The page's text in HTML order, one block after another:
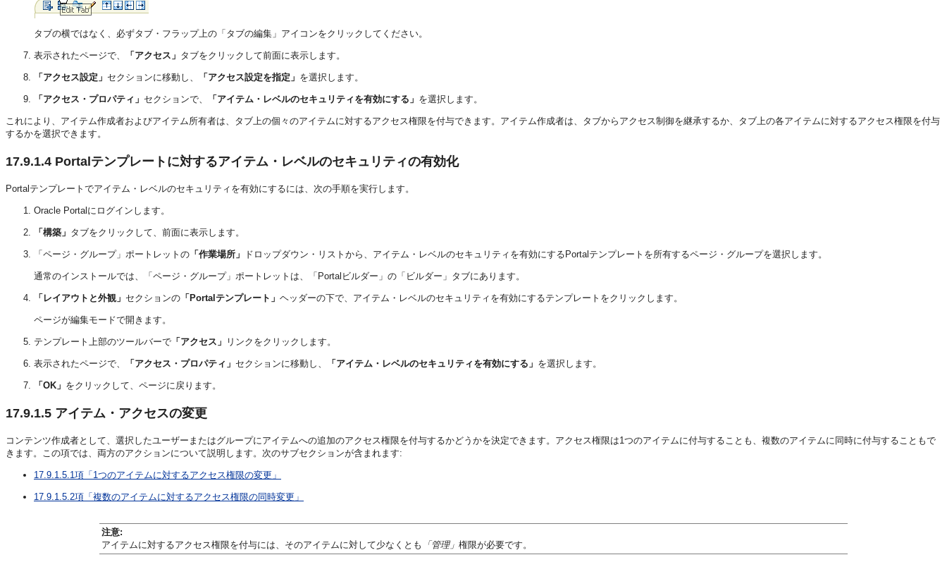
タブの横ではなく、必ずタブ・フラップ上の「タブの編集」アイコンをクリックしてください。
表示されたページで、 「アクセス」 タブをクリックして前面に表示します。
「アクセス設定」 セクションに移動し、 「アクセス設定を指定」 を選択します。
「アクセス・プロパティ」 セクションで、 「アイテム・レベルのセキュリティを有効にする」 を選択します。
これにより、アイテム作成者およびアイテム所有者は、タブ上の個々のアイテムに対するアクセス権限を付与できます。アイテム作成者は、タブからアクセス制御を継承するか、タブ上の各アイテムに対するアクセス権限を付与
するかを選択できます。
17.9.1.4 Portalテンプレートに対するアイテム・レベルのセキュリティの有効化
Portalテンプレートでアイテム・レベルのセキュリティを有効にするには、次の手順を実行します。
Oracle Portalにログインします。
「構築」 タブをクリックして、前面に表示します。
「ページ・グループ」ポートレットの 「作業場所」 ドロップダウン・リストから、アイテム・レベルのセキュリティを有効にするPortalテンプレートを所有するページ・グループを選択します。
通常のインストールでは、「ページ・グループ」ポートレットは、「Portalビルダー」の「ビルダー」タブにあります。
「レイアウトと外観」 セクションの 「Portalテンプレート」 ヘッダーの下で、アイテム・レベルのセキュリティを有効にするテンプレートをクリックします。
ページが編集モードで開きます。
テンプレート上部のツールバーで 「アクセス」 リンクをクリックします。
表示されたページで、 「アクセス・プロパティ」 セクションに移動し、 「アイテム・レベルのセキュリティを有効にする」 を選択します。
「OK」 をクリックして、ページに戻ります。
17.9.1.5 アイテム・アクセスの変更
コンテンツ作成者として、選択したユーザーまたはグループにアイテムへの追加のアクセス権限を付与するかどうかを決定できます。アクセス権限は1つのアイテムに付与することも、複数のアイテムに同時に付与することもで
きます。この項では、両方のアクションについて説明します。次のサブセクションが含まれます:
17.9.1.5.1項「1つのアイテムに対するアクセス権限の変更」
17.9.1.5.2項「複数のアイテムに対するアクセス権限の同時変更」
注意:
アイテムに対するアクセス権限を付与には、そのアイテムに対して少なくとも
「管理」 権限が必要です。